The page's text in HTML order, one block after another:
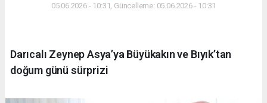
05.06.2026 - 10:31, Güncelleme: 05.06.2026 - 10:31
Darıcalı Zeynep Asya’ya Büyükakın ve Bıyık’tan
doğum günü sürprizi